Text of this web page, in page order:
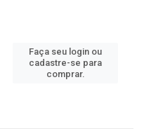
Faça seu login ou
cadastre-se para
comprar.